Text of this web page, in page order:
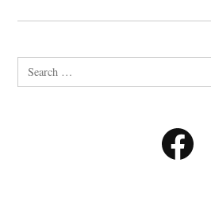
Search
for: